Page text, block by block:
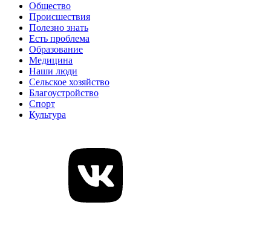
Общество
Происшествия
Полезно знать
Есть проблема
Образование
Медицина
Наши люди
Сельское хозяйство
Благоустройство
Спорт
Культура